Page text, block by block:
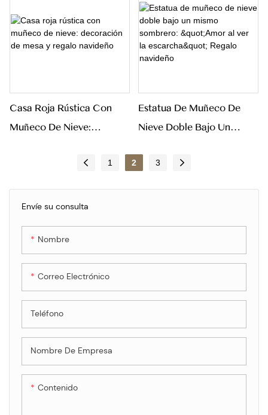
Envíe su consulta
Nombre
Correo Electrónico
Teléfono
Nombre De Empresa
Contenido
Mesa
Casa Roja Rústica Con
Muñeco De Nieve:
Regalo Navideño
Estatua De Muñeco De
Nieve Doble Bajo Un
Al Ver La Escarcha"
1 2 3